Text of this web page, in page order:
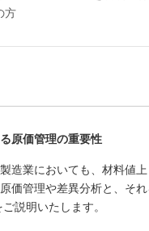
方
原価管理の重要性
造業においても、材料値
価管理や差異分析と、そ
説明いたします。